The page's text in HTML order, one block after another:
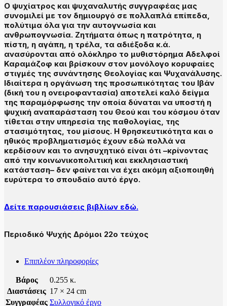
Ο ψυχίατρος και ψυχαναλυτής συγγραφέας μας
συνομιλεί με τον δημιουργό σε πολλαπλά επίπεδα,
πολύτιμα όλα για την αυτογνωσία και
ανθρωπογνωσία. Ζητήματα όπως η πατρότητα, η
πίστη, η αγάπη, η τρέλα, τα αδιέξοδα κ.ά.
ανασύρονται από ολόκληρο το μυθιστόρημα Αδελφοί
Καραμάζοφ και βρίσκουν στον μονόλογο κορυφαίες
στιγμές της συνάντησης Θεολογίας και Ψυχανάλυσης.
Ιδιαίτερα η οργάνωση της προσωπικότητας του Ιβάν
(δική του η ονειροφαντασία) αποτελεί καλό δείγμα
της παραμόρφωσης την οποία δύναται να υποστή η
ψυχική αναπαράσταση του Θεού και του κόσμου όταν
τίθεται στην υπηρεσία της παθολογίας, της
στασιμότητας, του μίσους. Η θρησκευτικότητα και ο
ηθικός προβληματισμός έχουν εδώ πολλά να
κερδίσουν και το ανησυχητικό είναι ότι –κρίνοντας
από την κοινωνικοπολιτική και εκκλησιαστική
κατάσταση– δεν φαίνεται να έχει ακόμη αξιοποιηθή
ευρύτερα το σπουδαίο αυτό έργο.
Δείτε παρουσιάσεις βιβλίων εδώ.
Περιοδικό Ψυχής Δρόμοι 22ο τεύχος
Επιπλέον πληροφορίες
Βάρος
0.255 κ.
Διαστάσεις 17 × 24 cm
Συγγραφέας Συλλογικό έργο